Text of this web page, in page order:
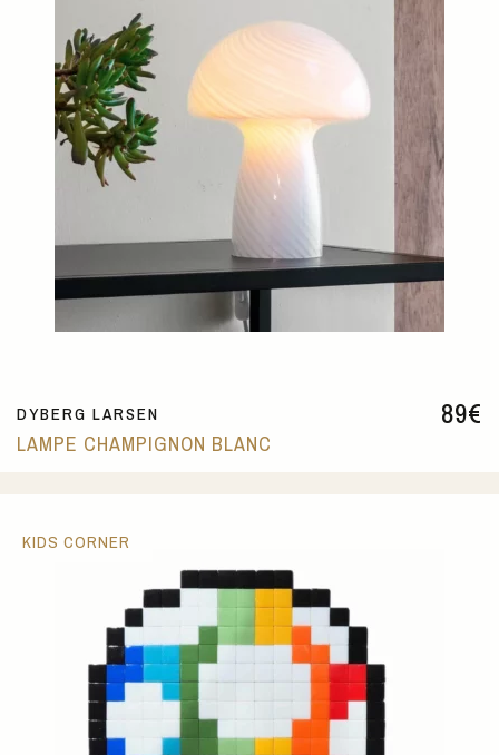
89€
DYBERG LARSEN
LAMPE CHAMPIGNON BLANC
KIDS CORNER